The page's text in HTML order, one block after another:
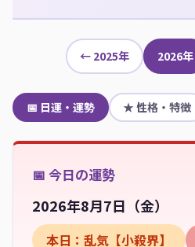
← 2025年 2026年
📅 日運・運勢 ★ 性格・特徴
📅 今日の運勢
2026年8月7日（金）
本日：乱気【小殺界】